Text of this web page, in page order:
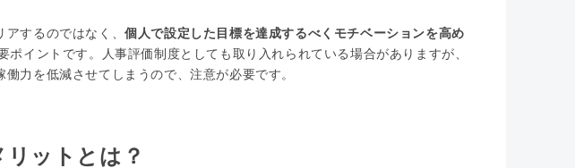
アするのではなく、個人で設定した目標を達成するべくモチベーションを高め
ポイントです。人事評価制度としても取り入れられている場合がありますが、
力を低減させてしまうので、注意が必要です。
ットとは？